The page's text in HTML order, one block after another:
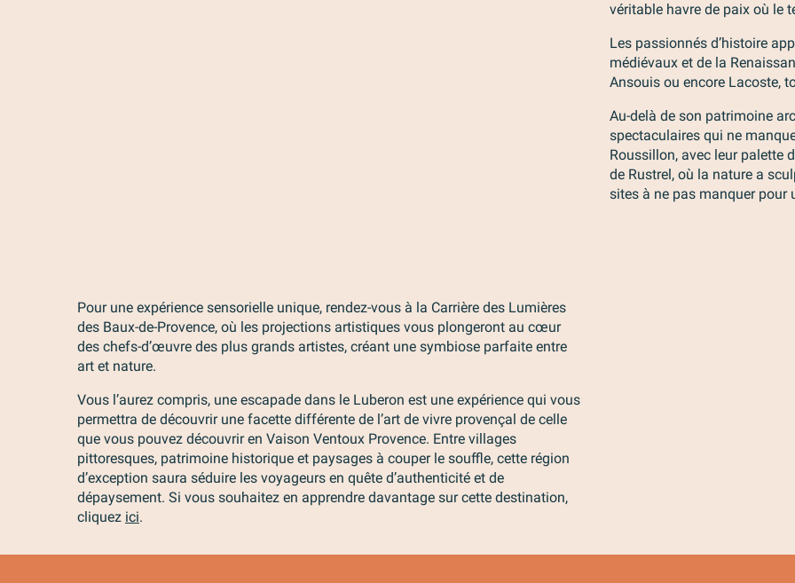
véritable havre de paix où le
Les passionnés d’histoire
médiévaux et de la
Ansouis ou encore Lacoste,
Au-delà de son patrimoine
spectaculaires qui ne
Roussillon, avec leur palette
de Rustrel, où la nature a
sites à ne pas manquer pour
Pour une expérience sensorielle unique, rendez-vous à la Carrière des Lumières
des Baux-de-Provence, où les projections artistiques vous plongeront au cœur
des chefs-d’œuvre des plus grands artistes, créant une symbiose parfaite entre
art et nature.
Vous l’aurez compris, une escapade dans le Luberon est une expérience qui vous
permettra de découvrir une facette différente de l’art de vivre provençal de celle
que vous pouvez découvrir en Vaison Ventoux Provence. Entre villages
pittoresques, patrimoine historique et paysages à couper le souffle, cette région
d’exception saura séduire les voyageurs en quête d’authenticité et de
dépaysement. Si vous souhaitez en apprendre davantage sur cette destination,
cliquez ici.